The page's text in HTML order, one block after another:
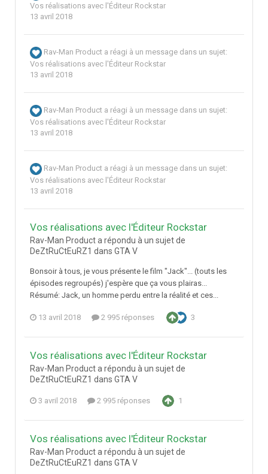
Vos réalisations avec l'Éditeur Rockstar
13 avril 2018
Rav-Man Product a réagi à un message dans un sujet:
Vos réalisations avec l'Éditeur Rockstar
13 avril 2018
Rav-Man Product a réagi à un message dans un sujet:
Vos réalisations avec l'Éditeur Rockstar
13 avril 2018
Rav-Man Product a réagi à un message dans un sujet:
Vos réalisations avec l'Éditeur Rockstar
13 avril 2018
Vos réalisations avec l'Éditeur Rockstar
Rav-Man Product a répondu à un sujet de
DeZtRuCtEuRZ1 dans GTA V
Bonsoir à tous, je vous présente le film "Jack"... (touts les
épisodes regroupés) j'espère que ça vous plairas...
Résumé: Jack, un homme perdu entre la réalité et ces...
13 avril 2018 2 995 réponses 3
Vos réalisations avec l'Éditeur Rockstar
Rav-Man Product a répondu à un sujet de
DeZtRuCtEuRZ1 dans GTA V
3 avril 2018 2 995 réponses 1
Vos réalisations avec l'Éditeur Rockstar
Rav-Man Product a répondu à un sujet de
DeZtRuCtEuRZ1 dans GTA V